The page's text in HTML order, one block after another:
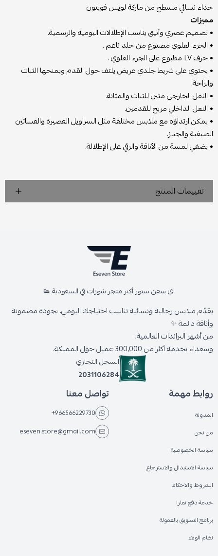
حذاء نسائي مسطح من ماركة لويس فويتون
مميزات
• تصميم عصري وأنيق يناسب الإطلالات اليومية والرسمية.
• الجزء العلوي مصنوع من جلد ناعم .
• حرف LV مطبوع على الجزء العلوي .
• يحتوي على شريط جلدي عريض يلتف حول القدم ويمنحها الثبات
والراحة.
• النعل الخارجي متين للثبات والمتانة.
• النعل الداخلي مريح للقدمين.
• يمكن ارتداؤه مع ملابس مختلفة مثل السراويل القصيرة والفساتين
الصيفية والجينز.
• يضفي لمسة من الأناقة والرقي على الإطلالة.
تقييمات المنتج
اي سفن ستور أكبر متجر شوزات في السعودية 👟
يقدّم ملابس رجالية ونسائية تناسب احتياجك اليومي، بجودة مضمونة
وأناقة دائمة ✨
من أشهر البراندات العالمية،
وسعداء بخدمة أكثر من 300,000 عميل حول المملكة.
السجل التجاري
2031106284
روابط مهمة
المدونة
من نحن
سياسة الخصوصية
سياسة الاستبدال والاسترجاع
الشروط والاحكام
خدمة دفع تمارا
برنامج التسويق بالعمولة
نظام الولاء
تواصل معنا
+966566229730
eseven.store@gmail.com